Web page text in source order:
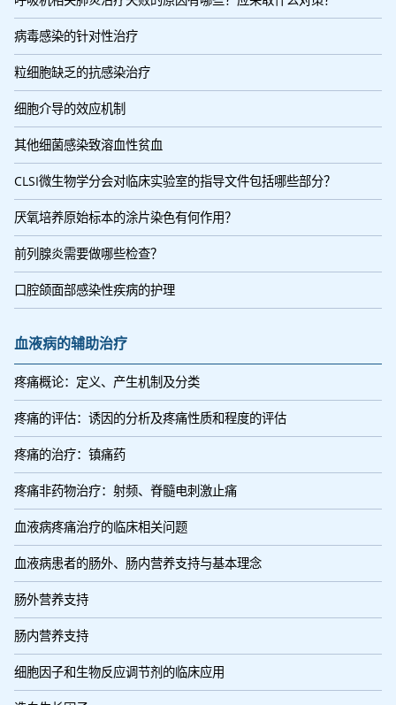
病毒感染的针对性治疗
粒细胞缺乏的抗感染治疗
细胞介导的效应机制
其他细菌感染致溶血性贫血
CLSI微生物学分会对临床实验室的指导文件包括哪些部分？
厌氧培养原始标本的涂片染色有何作用？
前列腺炎需要做哪些检查？
口腔颌面部感染性疾病的护理
血液病的辅助治疗
疼痛概论：定义、产生机制及分类
疼痛的评估：诱因的分析及疼痛性质和程度的评估
疼痛的治疗：镇痛药
疼痛非药物治疗：射频、脊髓电刺激止痛
血液病疼痛治疗的临床相关问题
血液病患者的肠外、肠内营养支持与基本理念
肠外营养支持
肠内营养支持
细胞因子和生物反应调节剂的临床应用